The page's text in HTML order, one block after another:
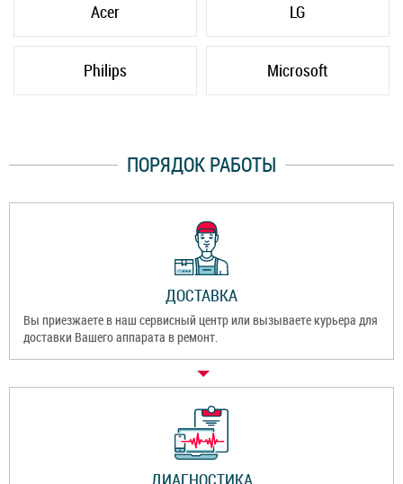
Acer LG
Philips Microsoft
ПОРЯДОК РАБОТЫ
ДОСТАВКА
Вы приезжаете в наш сервисный центр или вызываете курьера для
доставки Вашего аппарата в ремонт.
ДИАГНОСТИКА